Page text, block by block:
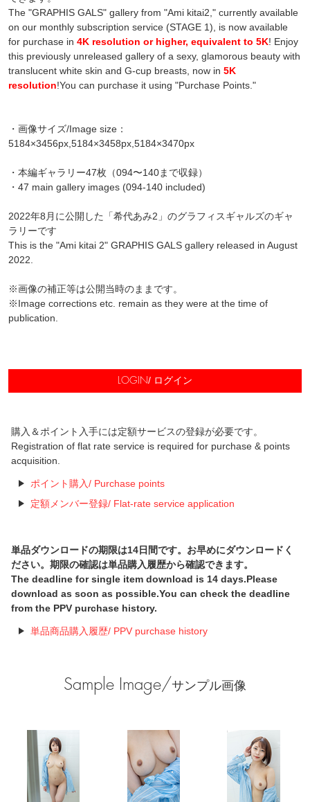
The "GRAPHIS GALS" gallery from "Ami kitai2," currently available
on our monthly subscription service (STAGE 1), is now available
for purchase in4K resolution or higher, equivalent to 5K! Enjoy
this previously unreleased gallery of a sexy, glamorous beauty with
translucent white skin and G-cup breasts, now in5K
resolution!You can purchase it using "Purchase Points."
・画像サイズ/Image size：
5184×3456px,5184×3458px,5184×3470px
・本編ギャラリー47枚（094〜140まで収録）
・47 main gallery images (094-140 included)
2022年8月に公開した「希代あみ2」のグラフィスギャルズのギャ
ラリーです
This is the "Ami kitai 2" GRAPHIS GALS gallery released in August
2022.
※画像の補正等は公開当時のままです。
※Image corrections etc. remain as they were at the time of
publication.
LOGIN/ ログイン
購入＆ポイント入手には定額サービスの登録が必要です。
Registration of flat rate service is required for purchase & points
acquisition.
ポイント購入/ Purchase points
定額メンバー登録/ Flat-rate service application
単品ダウンロードの期限は14日間です。お早めにダウンロードく
ださい。期限の確認は単品購入履歴から確認できます。
The deadline for single item download is 14 days.Please
download as soon as possible.You can check the deadline
from the PPV purchase history.
単品商品購入履歴/ PPV purchase history
Sample Image/サンプル画像